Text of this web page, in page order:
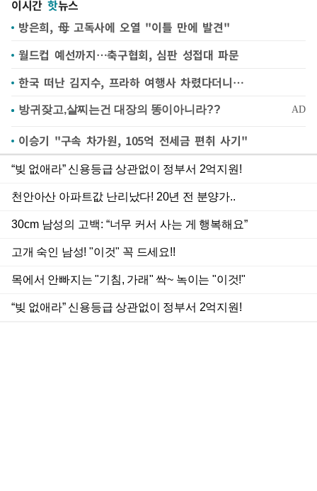
이시간 핫뉴스
방은희, 母 고독사에 오열 "이틀 만에 발견"
월드컵 예선까지…축구협회, 심판 성접대 파문
한국 떠난 김지수, 프라하 여행사 차렸다더니…
이승기 "구속 차가원, 105억 전세금 편취 사기"